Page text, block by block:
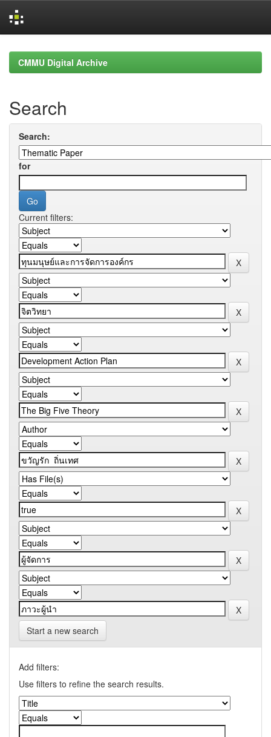
navigationCMMU Digital Archive
Search
Search:
for
Current filters:
Start a new search
Add filters:
Use filters to refine the search results.